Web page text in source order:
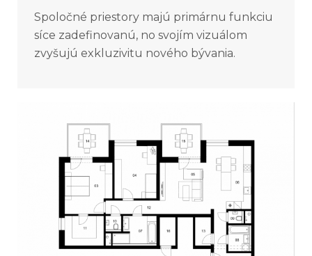
Spoločné priestory majú primárnu funkciu
síce zadefinovanú, no svojím vizuálom
zvyšujú exkluzivitu nového bývania.